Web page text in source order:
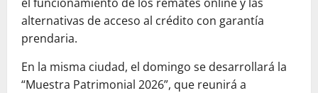
alternativas de acceso al crédito con garantía
prendaria.
En la misma ciudad, el domingo se desarrollará la
“Muestra Patrimonial 2026”, que reunirá a